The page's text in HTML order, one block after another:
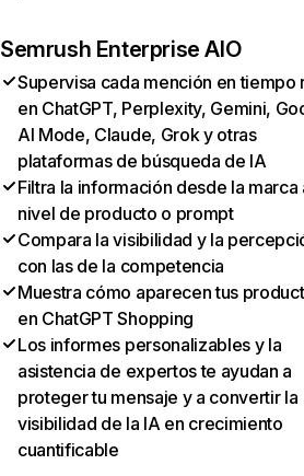
Semrush Enterprise AIO
Supervisa cada mención en tiempo
en ChatGPT, Perplexity, Gemini,
AI Mode, Claude, Grok y otras
plataformas de búsqueda de IA
Filtra la información desde la marca
nivel de producto o prompt
Compara la visibilidad y la
con las de la competencia
Muestra cómo aparecen tus
en ChatGPT Shopping
Los informes personalizables y la
asistencia de expertos te ayudan a
proteger tu mensaje y a convertir la
visibilidad de la IA en crecimiento
cuantificable